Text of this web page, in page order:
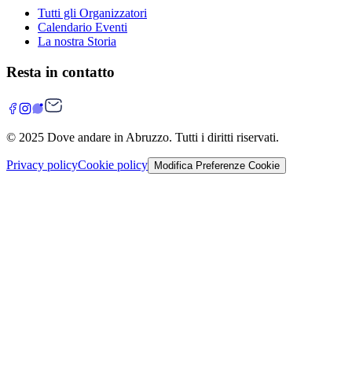
Tutti gli Organizzatori
Calendario Eventi
La nostra Storia
Resta in contatto
© 2025 Dove andare in Abruzzo. Tutti i diritti riservati.
Privacy policyCookie policy Modifica Preferenze Cookie